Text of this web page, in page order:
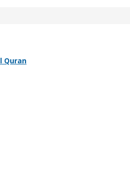
Quran